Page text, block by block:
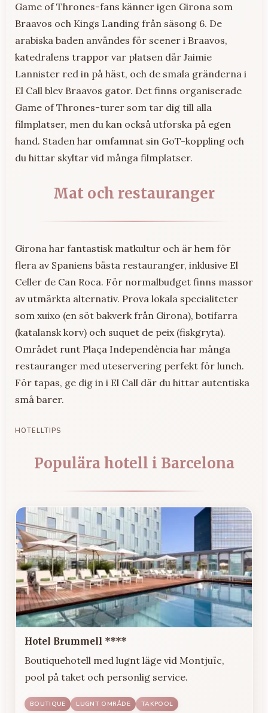
Game of Thrones-fans känner igen Girona som
Braavos och Kings Landing från säsong 6. De
arabiska baden användes för scener i Braavos,
katedralens trappor var platsen där Jaimie
Lannister red in på häst, och de smala gränderna i
El Call blev Braavos gator. Det finns organiserade
Game of Thrones-turer som tar dig till alla
filmplatser, men du kan också utforska på egen
hand. Staden har omfamnat sin GoT-koppling och
du hittar skyltar vid många filmplatser.
Mat och restauranger
Girona har fantastisk matkultur och är hem för
flera av Spaniens bästa restauranger, inklusive El
Celler de Can Roca. För normalbudget finns massor
av utmärkta alternativ. Prova lokala specialiteter
som xuixo (en söt bakverk från Girona), botifarra
(katalansk korv) och suquet de peix (fiskgryta).
Området runt Plaça Independència har många
restauranger med uteservering perfekt för lunch.
För tapas, ge dig in i El Call där du hittar autentiska
små barer.
HOTELLTIPS
Populära hotell i Barcelona
Hotel Brummell ****
Boutiquehotell med lugnt läge vid Montjuïc,
pool på taket och personlig service.
BOUTIQUE LUGNT OMRÅDE TAKPOOL